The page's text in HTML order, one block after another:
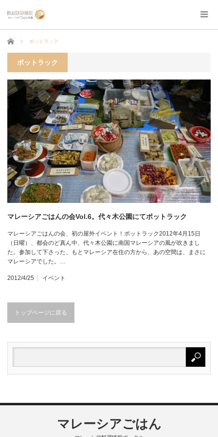
ホーム ポットラック
ポットラック
マレーシアごはんの会Vol.6。代々木公園にてポットラック
マレーシアごはんの会、初の屋外イベント！ポットラック2012年4月15日
（日曜）、都会のど真ん中、代々木公園に南国マレーシアの風が吹きまし
た。参加して下さった、もとマレーシア在住の方から、あの空間は、まさに
マレーシアでした。…
2012/4/25 イベント
トップページに戻る
マレーシアごはん